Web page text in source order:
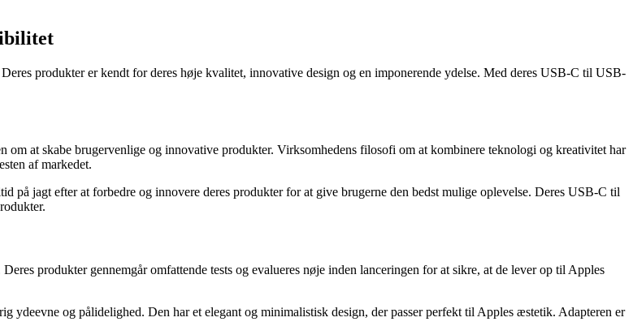
produkter er kendt for deres høje kvalitet, innovative design og en imponerende ydelse. Med deres USB-C til USB-
at skabe brugervenlige og innovative produkter. Virksomhedens filosofi om at kombinere teknologi og kreativitet har
af markedet.
på jagt efter at forbedre og innovere deres produkter for at give brugerne den bedst mulige oplevelse. Deres USB-C til
produkter gennemgår omfattende tests og evalueres nøje inden lanceringen for at sikre, at de lever op til Apples
og pålidelighed. Den har et elegant og minimalistisk design, der passer perfekt til Apples æstetik. Adapteren er